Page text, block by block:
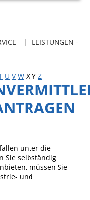
LEISTUNGEN -
U V W X Y Z
unter die
Sie selbständig
müssen Sie
und